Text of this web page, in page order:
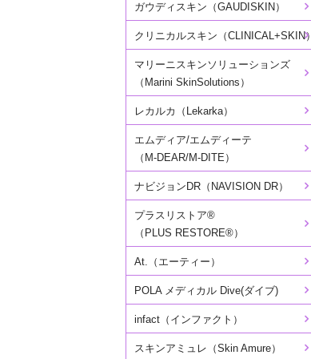
ガウディスキン（GAUDISKIN）
クリニカルスキン（CLINICAL+SKIN）
マリーニスキンソリューションズ
（Marini SkinSolutions）
レカルカ（Lekarka）
エムディア/エムディーテ
（M-DEAR/M-DITE）
ナビジョンDR（NAVISION DR）
プラスリストア®
（PLUS RESTORE®）
At.（エーティー）
POLA メディカル Dive(ダイブ)
infact（インファクト）
スキンアミュレ（Skin Amure）